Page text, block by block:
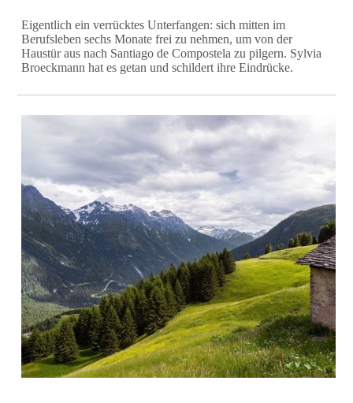
Eigentlich ein verrücktes Unterfangen: sich mitten im
Berufsleben sechs Monate frei zu nehmen, um von der
Haustür aus nach Santiago de Compostela zu pilgern. Sylvia
Broeckmann hat es getan und schildert ihre Eindrücke.